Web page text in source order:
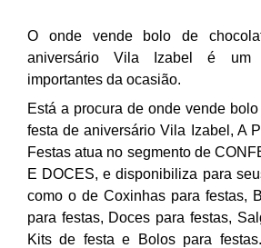
O onde vende bolo de
aniversário Vila Izabel é
importantes da ocasião.
Está a procura de onde vende
festa de aniversário Vila Izabel, A
Festas atua no segmento de
E DOCES, e disponibiliza para
como o de Coxinhas para festas,
para festas, Doces para festas,
Kits de festa e Bolos para